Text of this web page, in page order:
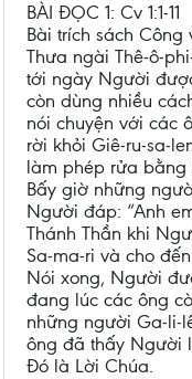
BÀI ĐỌC 1: Cv 1:1-11
Bài trích sách Công
Thưa ngài Thê-ô-
tới ngày Người
còn dùng nhiều
nói chuyện với các
rời khỏi Giê-ru-sa-
làm phép rửa bằng
Bấy giờ những
Người đáp: “Anh
Thánh Thần khi
Sa-ma-ri và cho
Nói xong, Người
đang lúc các ông
những người Ga-li-
ông đã thấy Người
Đó là Lời Chúa.